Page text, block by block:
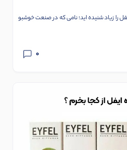
را زیاد شنیده اید؛ نامی که در صنعت خوشبو
0